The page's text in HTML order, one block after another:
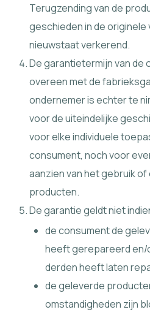
Terugzending van de
geschieden in de originele
nieuwstaat verkerend.
De garantietermijn van de
overeen met de
ondernemer is echter te
voor de uiteindelijke
voor elke individuele
consument, noch voor
aanzien van het gebruik
producten.
De garantie geldt niet
de consument de
heeft gerepareerd
derden heeft laten
de geleverde
omstandigheden zijn